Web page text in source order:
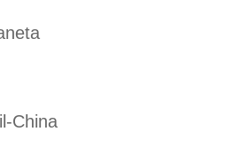
China